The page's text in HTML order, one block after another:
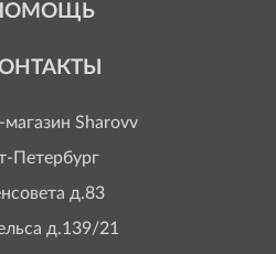
магазин Sharovv
Петербург
д.83
д.139/21